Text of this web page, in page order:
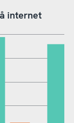
internet